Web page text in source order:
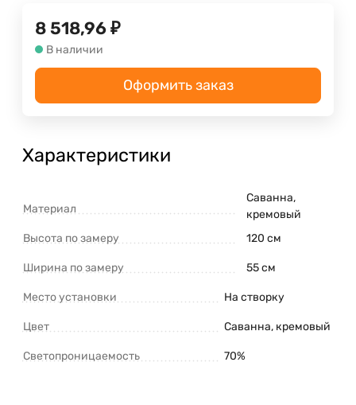
8 518,96 ₽
В наличии
Оформить заказ
Характеристики
Материал
Саванна,
кремовый
Высота по замеру
120 см
Ширина по замеру 55 см
Место установки На створку
Цвет Саванна, кремовый
Светопроницаемость 70%